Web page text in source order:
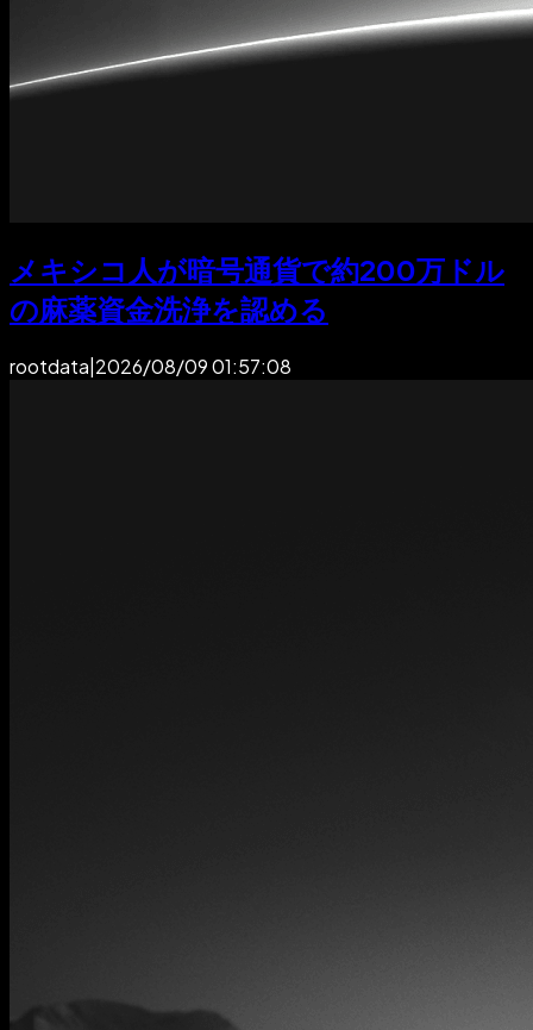
メキシコ人が暗号通貨で約200万ドル
の麻薬資金洗浄を認める
rootdata 2026/08/09 01:57:08